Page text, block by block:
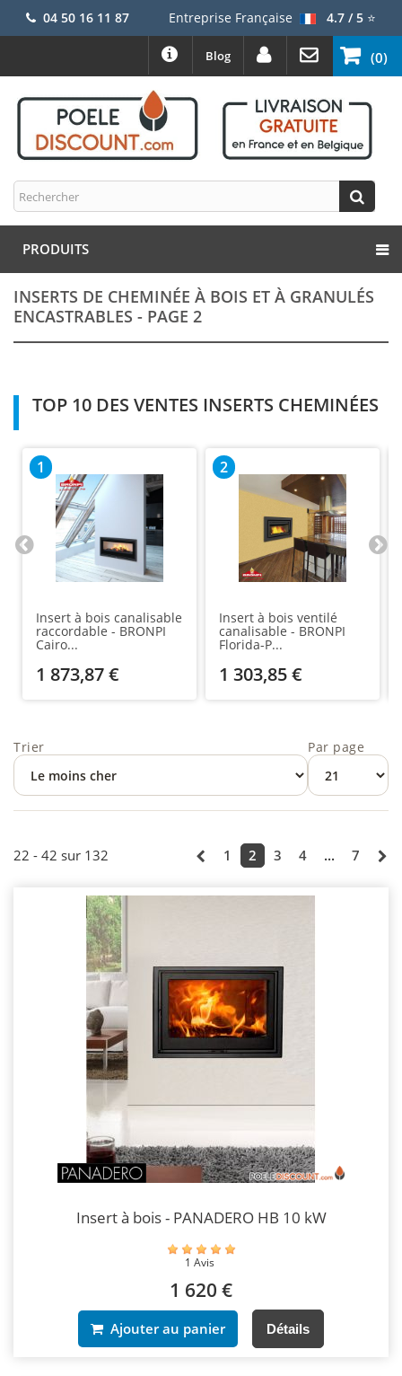
04 50 16 11 87 Entreprise Française 4.7 / 5⭐
(0)
Blog
PRODUITS
INSERTS DE CHEMINÉE À BOIS ET À GRANULÉS
ENCASTRABLES - PAGE 2
TOP 10 DES VENTES INSERTS CHEMINÉES
1
Insert à bois canalisable
raccordable - BRONPI
Cairo...
1 873,87 €
2
Insert à bois ventilé
canalisable - BRONPI
Florida-P...
1 303,85 €
Trier Par page
1 2 3 4 ... 7
22 - 42 sur 132
Insert à bois - PANADERO HB 10 kW
1 Avis
1 620 €
Ajouter au panier Détails